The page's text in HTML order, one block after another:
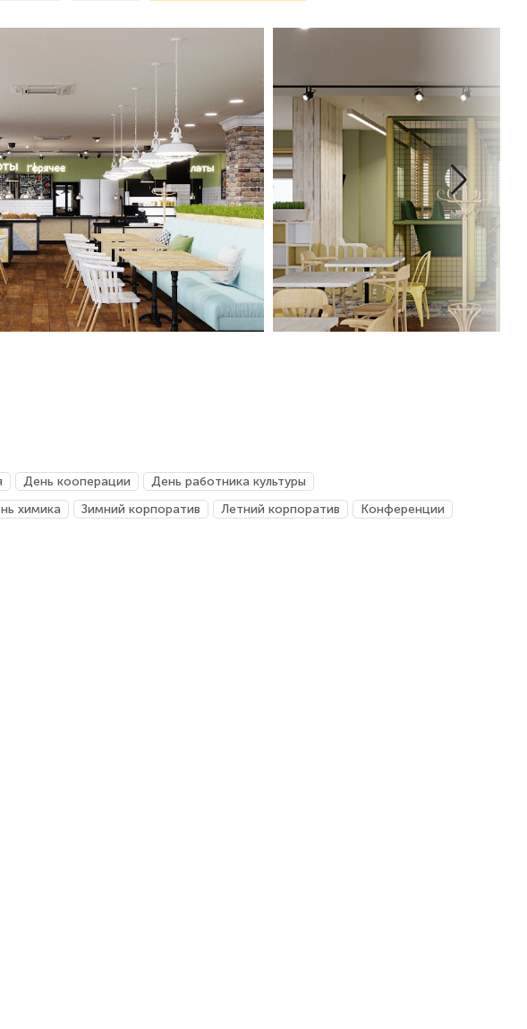
День кооперации
День работника культуры
химика Зимний корпоратив Летний корпоратив
Конференции